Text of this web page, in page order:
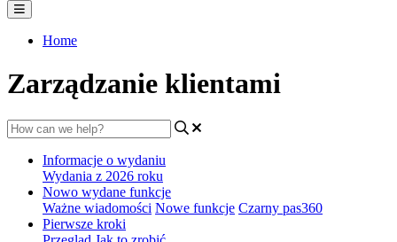
Home
Zarządzanie klientami
Informacje o wydaniu
Wydania z 2026 roku
Nowo wydane funkcje
Ważne wiadomości Nowe funkcje Czarny pas360
Pierwsze kroki